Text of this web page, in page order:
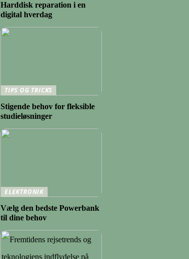
Harddisk reparation i en
digital hverdag
TIPS OG TRICKS
Stigende behov for fleksible
studieløsninger
ELEKTRONIK
Vælg den bedste Powerbank
til dine behov